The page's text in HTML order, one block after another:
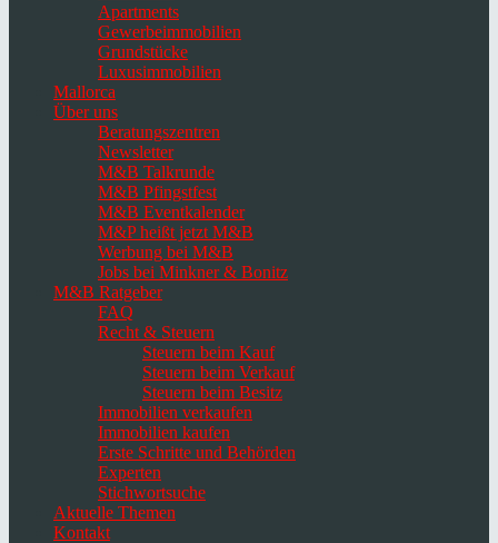
Apartments
Gewerbeimmobilien
Grundstücke
Luxusimmobilien
Mallorca
Über uns
Beratungszentren
Newsletter
M&B Talkrunde
M&B Pfingstfest
M&B Eventkalender
M&P heißt jetzt M&B
Werbung bei M&B
Jobs bei Minkner & Bonitz
M&B Ratgeber
FAQ
Recht & Steuern
Steuern beim Kauf
Steuern beim Verkauf
Steuern beim Besitz
Immobilien verkaufen
Immobilien kaufen
Erste Schritte und Behörden
Experten
Stichwortsuche
Aktuelle Themen
Kontakt